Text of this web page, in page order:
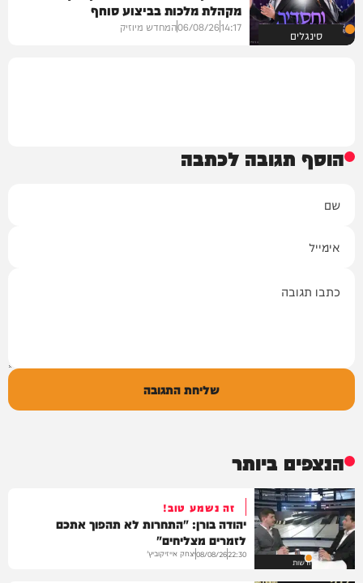
סינגלים
מקהלת מלכות בביצוע סוחף
14:17
06/08/26המחדש מיוזיק
הוסף תגובה לכתבה
שליחת התגובה
הנצפים ביותר
חדשות
זה נשמע טוב!
יהודה בורן: "התחרות לא תהפוך אתכם
לזמרים מצליחים"
22:30
08/08/26יצחק אייזיקוביץ'